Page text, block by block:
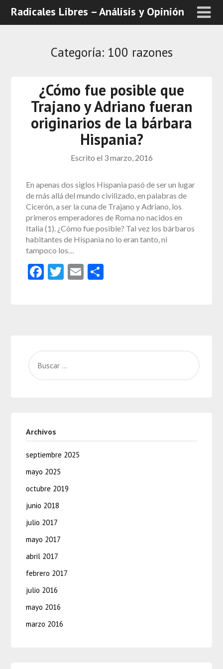
Radicales Libres – Análisis y Opinión
Categoría: 100 razones
¿Cómo fue posible que
Trajano y Adriano fueran
originarios de la bárbara
Hispania?
Escrito el 3 marzo, 2016
En apenas dos siglos Hispania pasó de ser un lugar
de más allá del mundo civilizado, en palabras de
Cicerón, a ser la cuna de Trajano y Adriano, los
primeros emperadores de Roma no nacidos en
Italia (1). ¿Cómo fue posible? Tal vez los bárbaros
habitantes de Hispania no lo eran tanto, ni
tampoco los…
Facebook
Twitter
Email
Archivos
septiembre 2025
mayo 2025
octubre 2019
junio 2018
julio 2017
mayo 2017
abril 2017
febrero 2017
julio 2016
mayo 2016
marzo 2016